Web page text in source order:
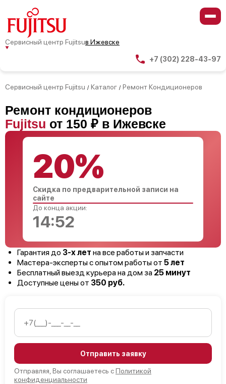
Сервисный центр Fujitsuв Ижевске
+7 (302) 228-43-97
Сервисный центр Fujitsu / Каталог / Ремонт Кондиционеров
Ремонт кондиционеров
Fujitsu от 150 ₽ в Ижевске
Гарантия до 3-х лет на все работы и запчасти
Мастера-эксперты с опытом работы от 5 лет
Бесплатный выезд курьера на дом за 25 минут
Доступные цены от 350 руб.
Отправить заявку
Отправляя, Вы соглашаетесь сПолитикой
конфиденциальности
20%
Скидка по предварительной записи на
сайте
До конца акции:
14:51